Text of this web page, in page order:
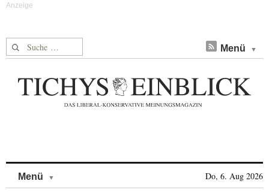
Suche nach: Menü
Menü Do, 6. Aug 2026